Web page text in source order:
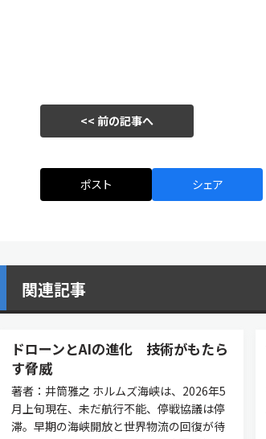
<< 前の記事へ
ポスト シェア
関連記事
ドローンとAIの進化 技術がもたら
す脅威
著者：井筒雅之 ホルムズ海峡は、2026年5
月上旬現在、未だ航行不能、停戦協議は停
滞。早期の海峡開放と世界物流の回復が待